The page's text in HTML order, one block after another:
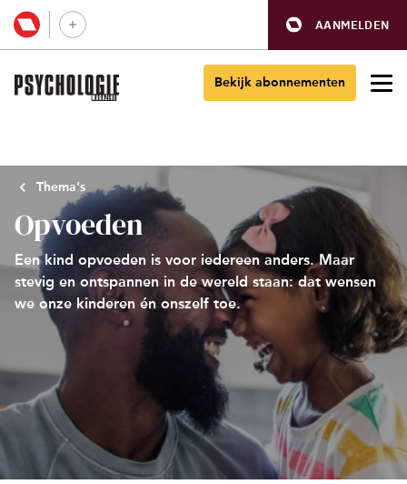
AANMELDEN
Bekijk abonnementen
Thema's
Opvoeden
Een kind opvoeden is voor iedereen anders. Maar
stevig en ontspannen in de wereld staan: dat wensen
we onze kinderen én onszelf toe.